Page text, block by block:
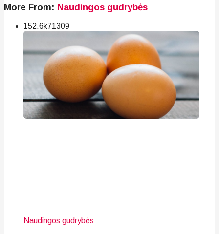
More From: Naudingos gudrybės
152.6k71 309
Naudingos gudrybės